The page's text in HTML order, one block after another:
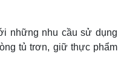
những nhu cầu sử dụng
tủ trơn, giữ thực phẩm